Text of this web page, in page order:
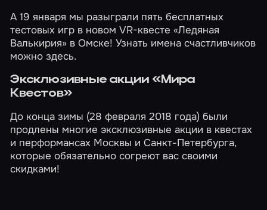
А 19 января мы разыграли пять бесплатных
тестовых игр в новом VR-квесте«Ледяная
Валькирия» в Омске! Узнать имена счастливчиков
можноздесь.
Эксклюзивные акции «Мира
Квестов»
До конца зимы (28 февраля 2018 года) были
продлены многие эксклюзивные акции в квестах
и перформансах Москвы иСанкт-Петербурга,
которые обязательно согреют вас своими
скидками!